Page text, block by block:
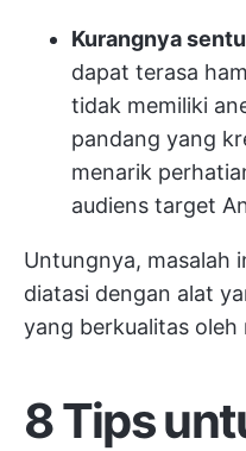
Kurangnya
dapat terasa
tidak memiliki
pandang yang
menarik
audiens target
Untungnya, masalah
diatasi dengan alat
yang berkualitas oleh
8 Tips